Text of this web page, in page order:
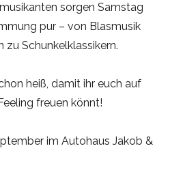
sorgen Samstag
pur – von Blasmusik
zu Schunkelklassikern.
heiß, damit ihr euch auf
freuen könnt!
im Autohaus Jakob &